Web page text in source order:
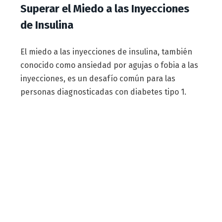
Superar el Miedo a las Inyecciones
de Insulina
El miedo a las inyecciones de insulina, también
conocido como ansiedad por agujas o fobia a las
inyecciones, es un desafío común para las
personas diagnosticadas con diabetes tipo 1.